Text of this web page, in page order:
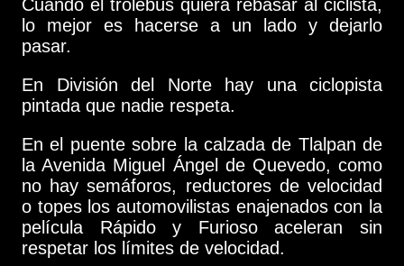
Cuando el trolebús quiera rebasar al ciclista,
lo mejor es hacerse a un lado y dejarlo
pasar.
En División del Norte hay una ciclopista
pintada que nadie respeta.
En el puente sobre la calzada de Tlalpan de
la Avenida Miguel Ángel de Quevedo, como
no hay semáforos, reductores de velocidad
o topes los automovilistas enajenados con la
película Rápido y Furioso aceleran sin
respetar los límites de velocidad.